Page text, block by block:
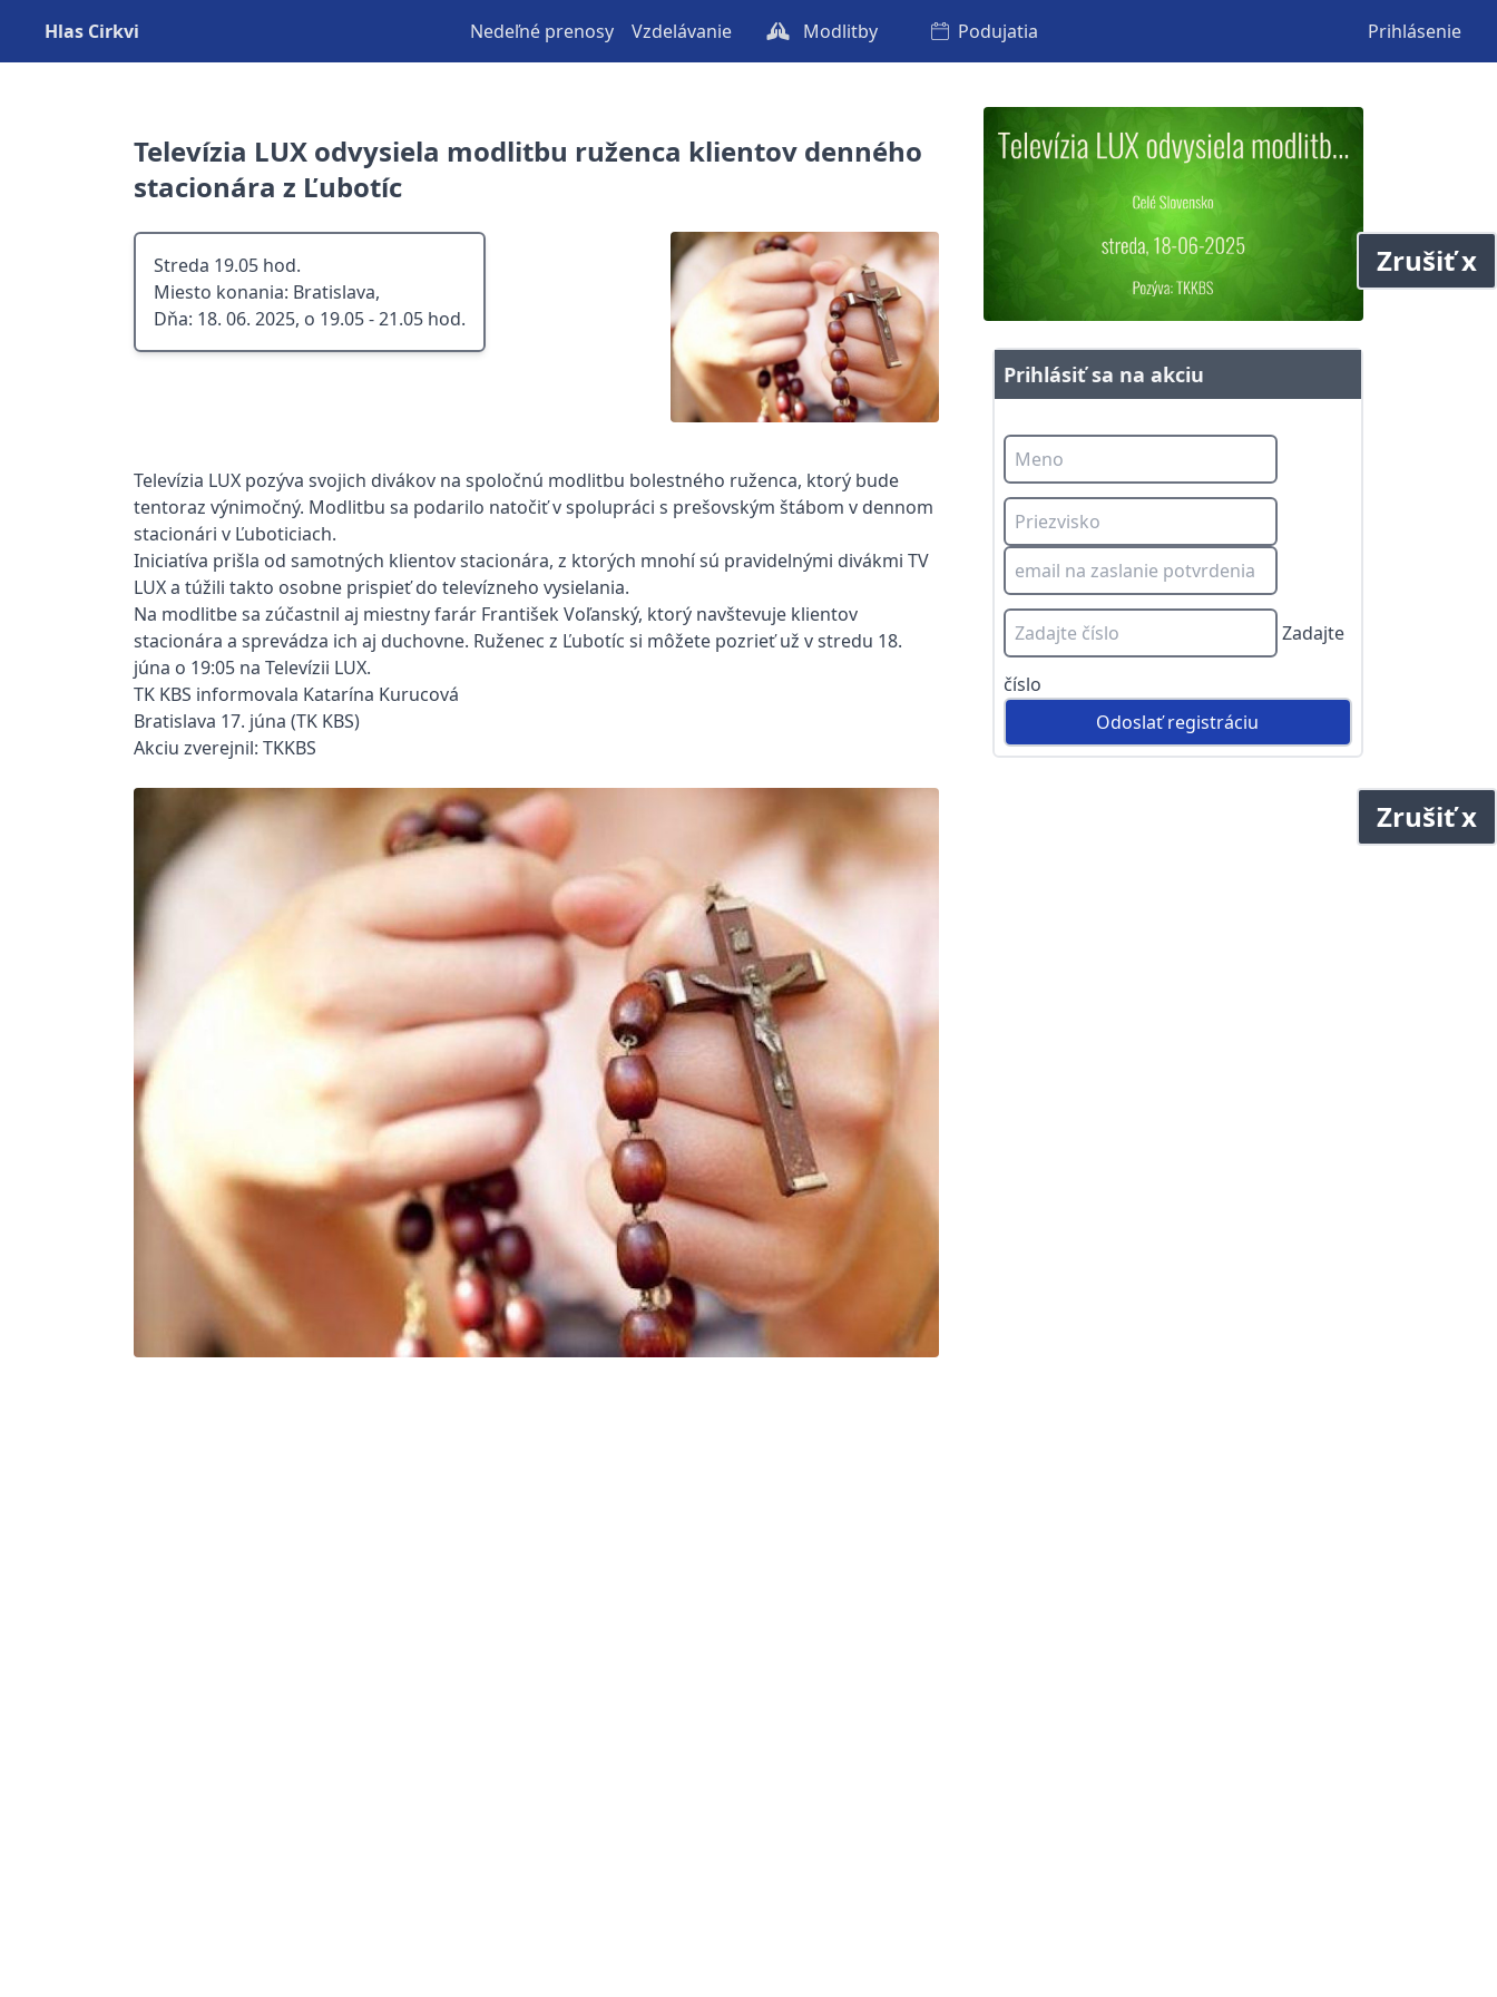
Hlas Cirkvi Nedeľné prenosy Vzdelávanie Modlitby Podujatia Prihlásenie
Televízia LUX odvysiela modlitbu ruženca klientov denného
stacionára z Ľubotíc
Streda 19.05 hod.
Miesto konania: Bratislava,
Dňa: 18. 06. 2025, o 19.05 - 21.05 hod.
Zrušiť x
Televízia LUX pozýva svojich divákov na spoločnú modlitbu bolestného ruženca, ktorý bude
tentoraz výnimočný. Modlitbu sa podarilo natočiť v spolupráci s prešovským štábom v dennom
stacionári v Ľuboticiach.
Iniciatíva prišla od samotných klientov stacionára, z ktorých mnohí sú pravidelnými divákmi TV
LUX a túžili takto osobne prispieť do televízneho vysielania.
Na modlitbe sa zúčastnil aj miestny farár František Voľanský, ktorý navštevuje klientov
stacionára a sprevádza ich aj duchovne. Ruženec z Ľubotíc si môžete pozrieť už v stredu 18.
júna o 19:05 na Televízii LUX.
TK KBS informovala Katarína Kurucová
Bratislava 17. júna (TK KBS)
Akciu zverejnil: TKKBS
Zrušiť x
Prihlásiť sa na akciu
Zadajte
číslo
Odoslať registráciu